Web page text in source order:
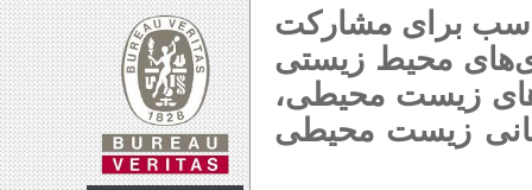
برای مشارکت
محیط زیستی
زیست محیطی،
زیست محیطی